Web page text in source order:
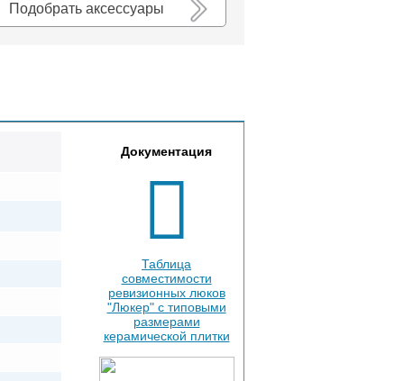
Подобрать аксессуары
Документация
Таблица
совместимости
ревизионных люков
"Люкер" с типовыми
размерами
керамической плитки